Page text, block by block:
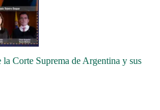
la Corte Suprema de Argentina y sus